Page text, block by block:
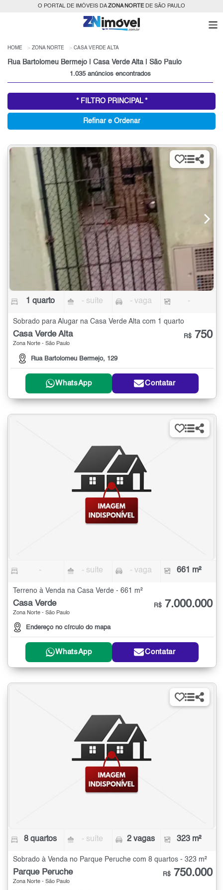
O PORTAL DE IMÓVEIS DAZONA NORTEDE SÃO PAULO
HOME ZONA NORTE CASA VERDE ALTA
Rua Bartolomeu Bermejo | Casa Verde Alta | São Paulo
1.035 anúncios encontrados
* FILTRO PRINCIPAL *
Refinar e Ordenar
1 quarto - suíte - vaga -
Sobrado para Alugar na Casa Verde Alta com 1 quarto
Casa Verde Alta
Zona Norte - São Paulo
Rua Bartolomeu Bermejo, 129
R$ 750
WhatsApp Contatar
- - suíte - vaga 661 m²
Terreno à Venda na Casa Verde - 661 m²
Casa Verde
Zona Norte - São Paulo
Endereço no círculo do mapa
R$ 7.000.000
WhatsApp Contatar
8 quartos - suíte 2 vagas 323 m²
Sobrado à Venda no Parque Peruche com 8 quartos - 323 m²
Parque Peruche
Zona Norte - São Paulo
R$ 750.000